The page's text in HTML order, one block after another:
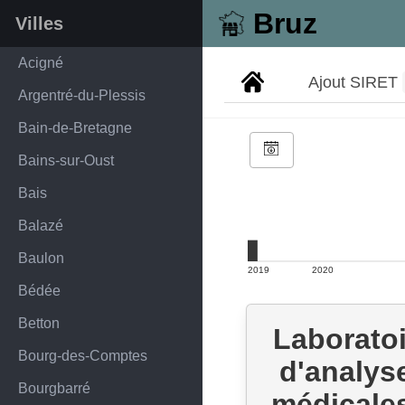
Bruz
Villes
Acigné
Argentré-du-Plessis
Bain-de-Bretagne
Bains-sur-Oust
Bais
Balazé
Baulon
Bédée
Betton
Bourg-des-Comptes
Bourgbarré
Ajout SIRET
2019 2020